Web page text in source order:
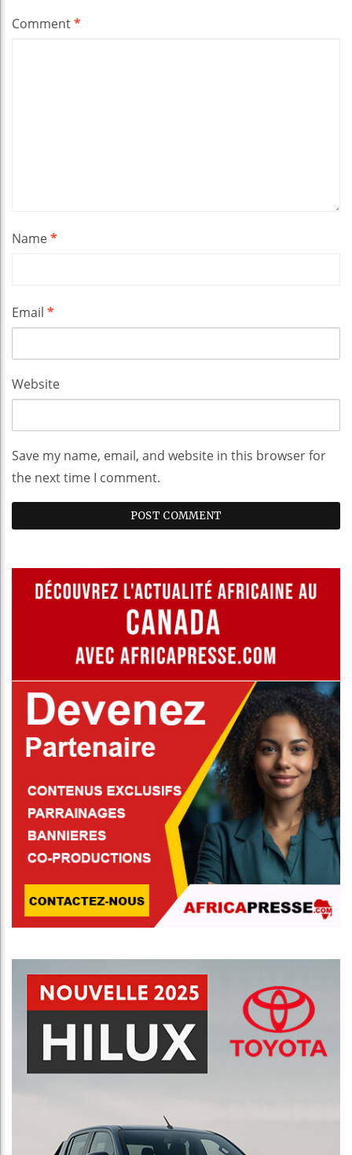
Comment*
Name*
Email *
Website
Save my name, email, and website in this browser for
the next time I comment.